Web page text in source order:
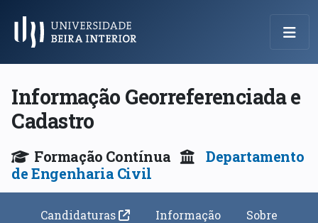
Menu Principal
Informação Georreferenciada e
Cadastro
Formação Contínua
Departamento
de Engenharia Civil
Candidaturas Informação
Sobre